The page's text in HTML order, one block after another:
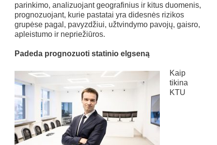
parinkimo, analizuojant geografinius ir kitus duomenis,
prognozuojant, kurie pastatai yra didesnės rizikos
grupėse pagal, pavyzdžiui, užtvindymo pavojų, gaisro,
apleistumo ir nepriežiūros.
Padeda prognozuoti statinio elgseną
Kaip
tikina
KTU